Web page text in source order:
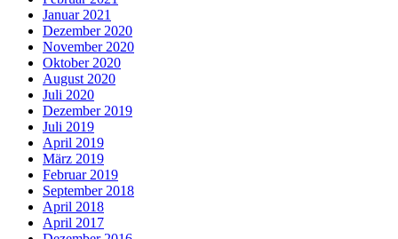
Januar 2021
Dezember 2020
November 2020
Oktober 2020
August 2020
Juli 2020
Dezember 2019
Juli 2019
April 2019
März 2019
Februar 2019
September 2018
April 2018
April 2017